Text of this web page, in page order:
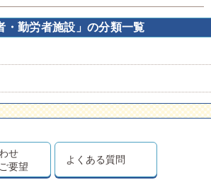
・勤労者施設」の分類一覧
せ
要望
よくある質問